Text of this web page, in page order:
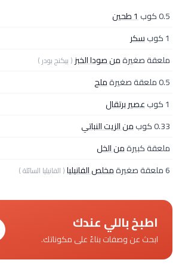
0.5 كوب
1 طحين
1 كوب
سكر
ملعقة صغيرةمن صودا الخبز ( بيكنج بودر )
0.5 ملعقة صغيرة
ملح
1 كوب
عصير برتقال
0.33 كوب
من الزيت النباتي
ملعقة كبيرةمن الخل
6 ملعقة صغيرة
مخلص الفانيليا( الفانيليا السائلة )
اطبخ باللي عندك
ابحث عن وصفات بناءً على مكوناتك.